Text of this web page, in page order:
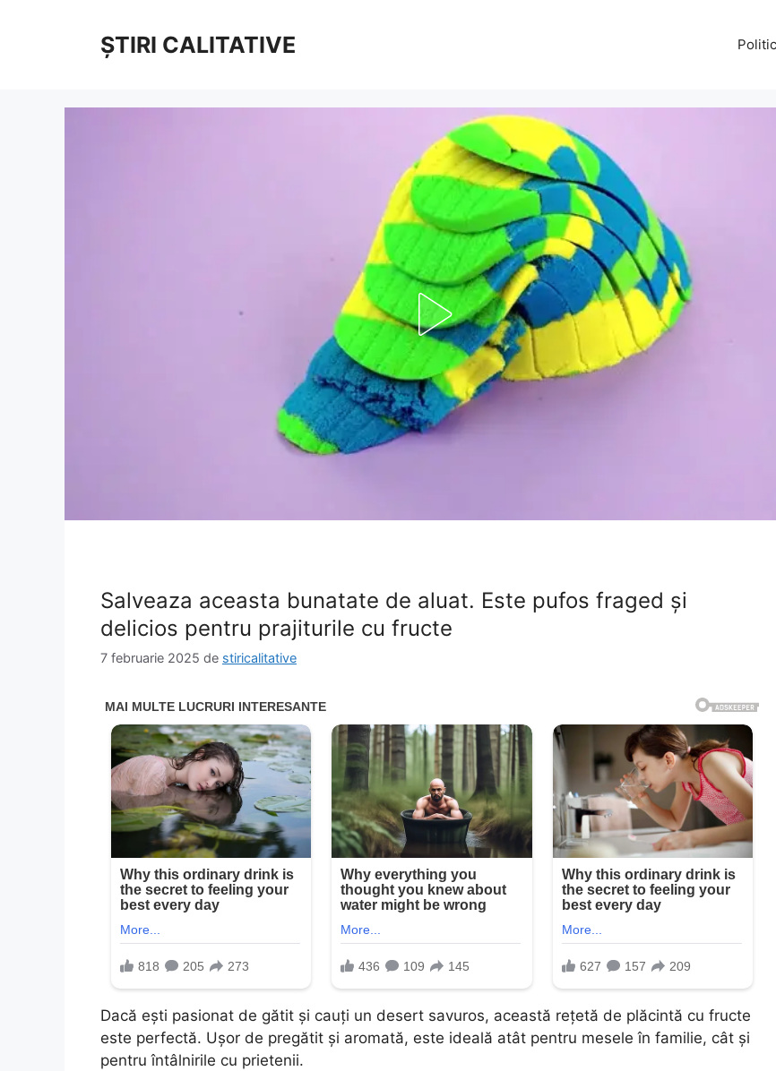
ȘTIRI CALITATIVE
Salveaza aceasta bunatate de aluat. Este pufos fraged și
delicios pentru prajiturile cu fructe
7 februarie 2025 de stiricalitative
Dacă ești pasionat de gătit și cauți un desert savuros, această rețetă de plăcintă cu fructe
este perfectă. Ușor de pregătit și aromată, este ideală atât pentru mesele în familie, cât și
pentru întâlnirile cu prietenii.